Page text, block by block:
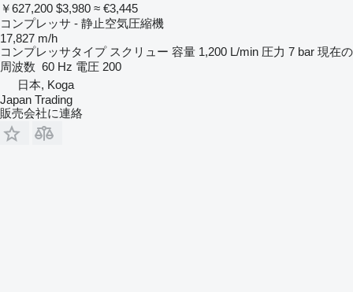
￥627,200 $3,980 ≈ €3,445
コンプレッサ - 静止空気圧縮機
17,827 m/h
コンプレッサタイプ スクリュー 容量 1,200 L/min 圧力 7 bar 現在の
周波数 60 Hz 電圧 200
日本, Koga
Japan Trading
販売会社に連絡